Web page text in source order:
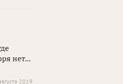
нет...
2019